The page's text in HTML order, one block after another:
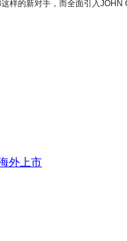
的新对手，而全面引入
外上市